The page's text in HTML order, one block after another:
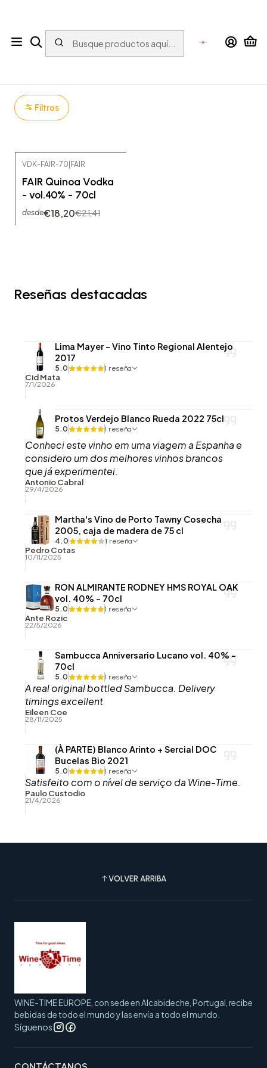
Inicio ESPIRITUOSOS Vodka FAIR
Filtros
VDK-FAIR-70|FAIR
FAIR Quinoa Vodka
- vol.40% - 70cl
desde€18,20€21,41
Reseñas destacadas
Lima Mayer - Vino Tinto Regional Alentejo
2017
5.0 1 reseña
Cid Mata
7/1/2026
Protos Verdejo Blanco Rueda 2022 75cl
5.0 1 reseña
Conheci este vinho em uma viagem a Espanha e
considero um dos melhores vinhos brancos
que já experimentei.
Antonio Cabral
29/4/2026
Martha's Vino de Porto Tawny Cosecha
2005, caja de madera de 75 cl
4.0 1 reseña
Pedro Cotas
10/11/2025
RON ALMIRANTE RODNEY HMS ROYAL OAK
vol. 40% - 70cl
5.0 1 reseña
Ante Rozic
22/5/2026
Sambucca Anniversario Lucano vol. 40% -
70cl
5.0 1 reseña
A real original bottled Sambucca. Delivery
timings excellent
Eileen Coe
28/11/2025
(À PARTE) Blanco Arinto + Sercial DOC
Bucelas Bio 2021
5.0 1 reseña
Satisfeito com o nível de serviço da Wine-Time.
Paulo Custodio
21/4/2026
VOLVER ARRIBA
WINE-TIME EUROPE, con sede en Alcabideche, Portugal, recibe
bebidas de todo el mundo y las envía a todo el mundo.
Síguenos